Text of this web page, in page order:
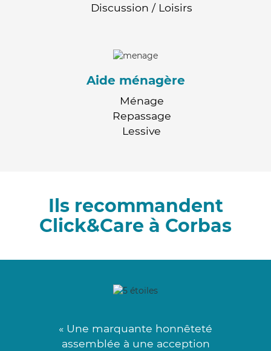
Discussion / Loisirs
Aide ménagère
Ménage
Repassage
Lessive
Ils recommandent
Click&Care à Corbas
« Une marquante honnêteté
assemblée à une acception